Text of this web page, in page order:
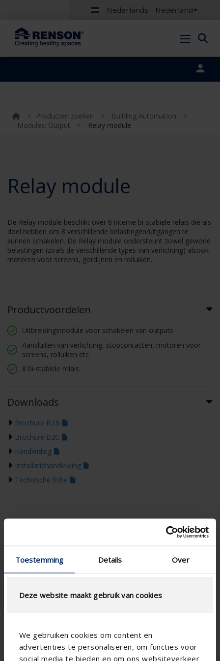
Toestemming Details Over
Deze website maakt gebruik van cookies
We gebruiken cookies om content en
advertenties te personaliseren, om functies voor
social media te bieden en om ons websiteverkeer
Nederlands - Nederland
> Producten zoeken > Building Automation
>
Modules: Output
> Relay module
Relay module
De Relay module beschikt over 8 interne bi-stabiele relais die als
doel hebben om 8 verschillende belastingen/uitgangen te
kunnen schakelen. De Relay module ondersteunt zowel gewone
belastingen (zoals de verschillende types van verlichting) alsook
motoren voor screens, gordijnen en rolluiken.
Productvoordelen
Uitbreidingsmodule voor schakelen van outputs
Aansluiten van verlichting, stopcontacten, motoren voor
screens, rolluiken etc
8 bi-stabiele relais
Downloads
Brochure B2B
Brochure B2C
Handleiding
Installatiehandleiding
Technische fiche